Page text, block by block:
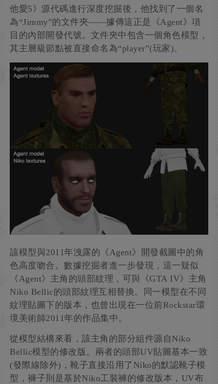
他愛5》源代碼進行深度挖掘後，他找到了一個名
為“Jimmy”的文件夾——據傳這正是《Agent》項
目的內部開發代號。文件夾中包含一個角色模型，
其主層級節點被直接命名為“player”(玩家)。
該模型與2011年洩露的《Agent》開發截圖中的角
色高度吻合。數據挖掘者進一步發現，這一疑似
《Agent》主角的頭部紋理，可與《GTA IV》主角
Niko Bellic的頭部紋理互相替換。同一模型在不同
紋理貼圖下的版本，也曾出現在一位前Rockstar環
境美術師2011年的作品集中。
從模型結構來看，該主角的部分組件源自Niko
Bellic模型的修改版。兩者的頭部UV貼圖基本一致
(發際線除外)，靴子直接沿用了Niko的默認靴子模
型，褲子則是基於Niko工裝褲的修改版本，UV布